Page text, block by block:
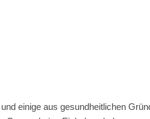
einige aus gesundheitlichen